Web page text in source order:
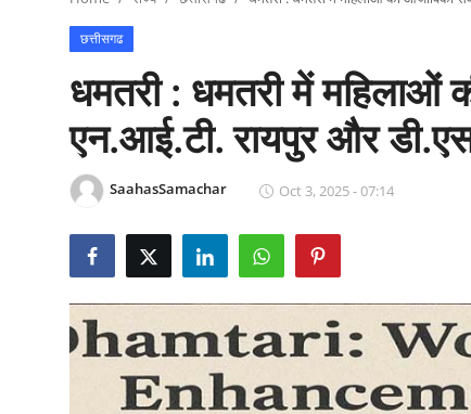
छत्तीसगढ
धमतरी : धमतरी में महिलाओं
एन.आई.टी. रायपुर और
SaahasSamachar Oct 3, 2025 - 07:14